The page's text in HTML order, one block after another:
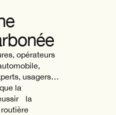
opérateurs
usagers…
la
la